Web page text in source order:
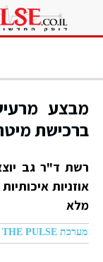
מבצע
ברכישת
רשת ד"ר גב
אוזניות
מלא
מערכת THE PULSE